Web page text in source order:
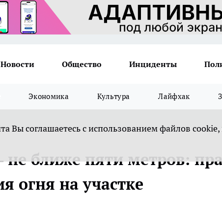
Новости Общество Инциденты
Экономика Культура Лайфхак
Вы соглашаетесь с использованием файлов
ближе пяти метров:
огня на участке